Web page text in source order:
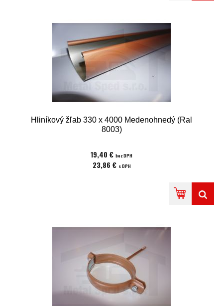
Hliníkový žľab 330 x 4000 Medenohnedý (Ral
8003)
19,40 € bez DPH
23,86 € s DPH